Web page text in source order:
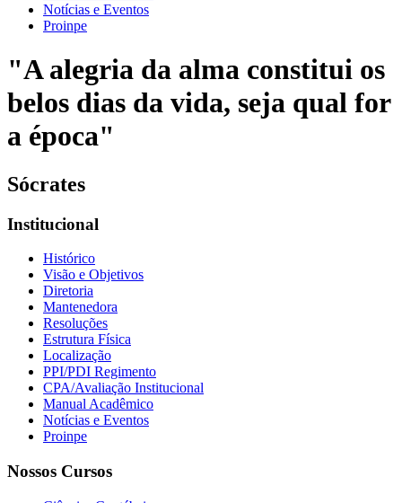
Notícias e Eventos
Proinpe
"A alegria da alma constitui os
belos dias da vida, seja qual for
a época"
Sócrates
Institucional
Histórico
Visão e Objetivos
Diretoria
Mantenedora
Resoluções
Estrutura Física
Localização
PPI/PDI Regimento
CPA/Avaliação Institucional
Manual Acadêmico
Notícias e Eventos
Proinpe
Nossos Cursos